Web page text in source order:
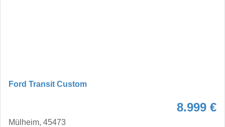
Ford Transit Custom
8.999 €
Mülheim, 45473